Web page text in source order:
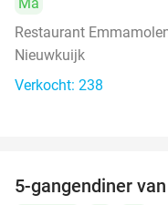
Restaurant
Nieuwkuijk
Verkocht: 238
5-gangendiner